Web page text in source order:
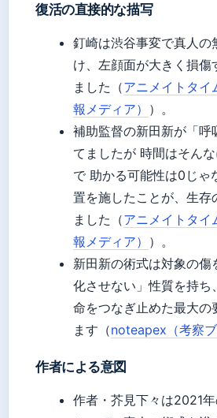
復活の直接的な描写
釘崎は渋谷事変で真人の
け、左顔面が大きく損傷
ました（アニメイトタイ
報メディア） ）。
補助監督の新田新が「呼
てましたが 時間はそん
で 助かる可能性は0じゃ
置を施したことが、生存
ました（アニメイトタイ
報メディア） ）。
新田新の術式は対象の傷
化させない」性質を持ち
命をつなぎ止めた最大の
ます（noteapex（考察ブ
作者による意図
作者・芥見下々は2021